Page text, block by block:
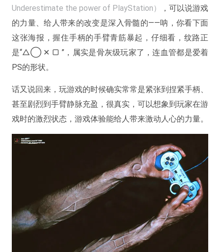
Underestimate the power of PlayStation）
，可以说游戏
的力量、给人带来的改变是深入骨髓的——呐，你看下面
这张海报，握住手柄的手臂青筋暴起，仔细看，纹路正
是“△◯ ✕ ▢ ”，属实是骨灰级玩家了，连血管都是爱着
PS的形状。
话又说回来，玩游戏的时候确实常常是紧张到捏紧手柄、
甚至剧烈到手臂静脉充盈，很真实，可以想象到玩家在游
戏时的激烈状态，游戏体验能给人带来激动人心的力量。